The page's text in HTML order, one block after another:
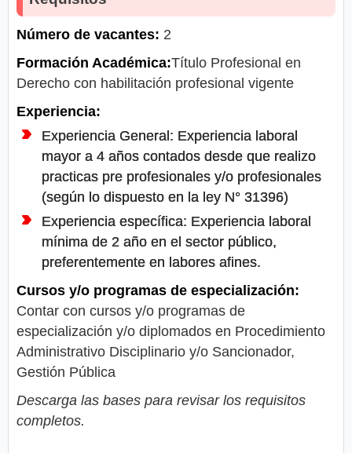
Número de vacantes: 2
Formación Académica:Título Profesional en
Derecho con habilitación profesional vigente
Experiencia:
Experiencia General: Experiencia laboral
mayor a 4 años contados desde que realizo
practicas pre profesionales y/o profesionales
(según lo dispuesto en la ley N° 31396)
Experiencia específica: Experiencia laboral
mínima de 2 año en el sector público,
preferentemente en labores afines.
Cursos y/o programas de especialización:
Contar con cursos y/o programas de
especialización y/o diplomados en Procedimiento
Administrativo Disciplinario y/o Sancionador,
Gestión Pública
Descarga las bases para revisar los requisitos
completos.